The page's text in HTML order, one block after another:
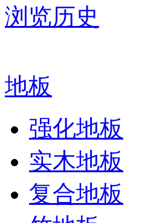
浏览历史
地板
强化地板
实木地板
复合地板